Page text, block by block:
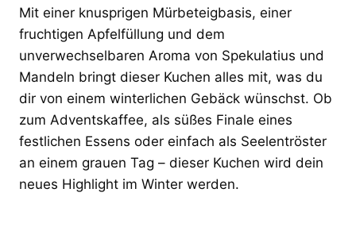
Mit einer knusprigen Mürbeteigbasis, einer
fruchtigen Apfelfüllung und dem
unverwechselbaren Aroma von Spekulatius und
Mandeln bringt dieser Kuchen alles mit, was du
dir von einem winterlichen Gebäck wünschst. Ob
zum Adventskaffee, als süßes Finale eines
festlichen Essens oder einfach als Seelentröster
an einem grauen Tag – dieser Kuchen wird dein
neues Highlight im Winter werden.